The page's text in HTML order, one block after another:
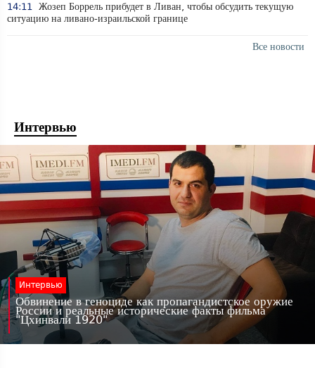
14:11
Жозеп Боррель прибудет в Ливан, чтобы обсудить текущую
ситуацию на ливано-израильской границе
Все новости
Интервью
Интервью
Обвинение в геноциде как пропагандистское оружие
России и реальные исторические факты фильма
"Цхинвали 1920"